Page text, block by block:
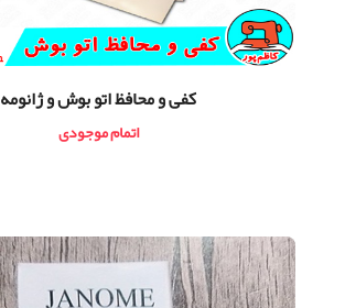
کفی و محافظ اتو بوش و ژانومه
اتمام موجودی